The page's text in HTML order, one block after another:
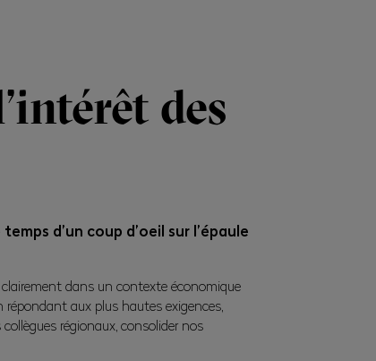
des
d’un coup d’oeil sur l’épaule
clairement dans un contexte économique
aux plus hautes exigences,
régionaux, consolider nos